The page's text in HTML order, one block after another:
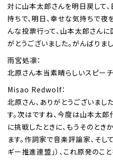
対に山本太郎さんを明日戻して
持ちで、明日、幸せな気持ちで夜
んな投票行って、山本太郎さんに
がとうございました。がんばりまし
雨宮処凛：
北原さん本当素晴らしいスピーチ
Misao Redwolf：
北原さん、ありがとうございまし
す。次はですね、今度は山本太
に挑戦したときに、もうそのとき
ます。作詞家で音楽評論家、そし
ギー推進連盟」）、これ原発のこ